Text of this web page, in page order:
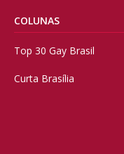
COLUNAS
Top 30 Gay Brasil
Curta Brasília